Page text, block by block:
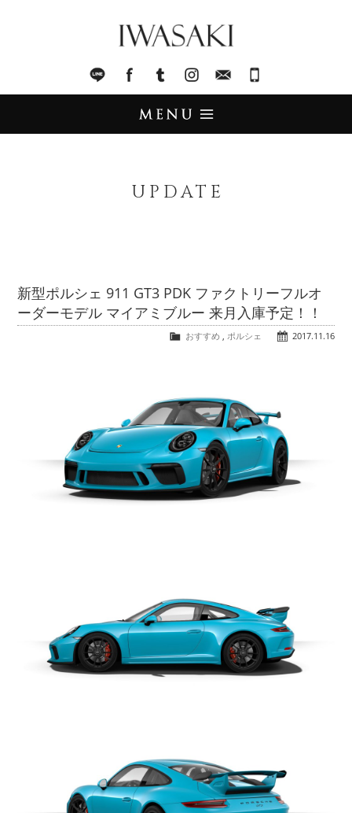
LINE facebook Tumblr InstagramMail
TRADE
買取査定
UPDATE
新型ポルシェ 911 GT3 PDK ファクトリーフルオ
ーダーモデル マイアミブルー 来月入庫予定！！
2017.11.16
おすすめ ポルシェ